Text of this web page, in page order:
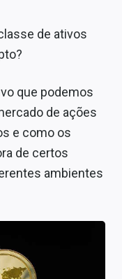
de ativos
que podemos
de ações
e como os
de certos
ambientes